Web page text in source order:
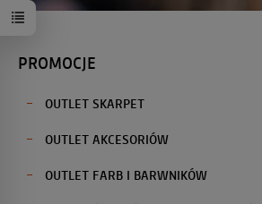
PROMOCJE
OUTLET SKARPET
OUTLET AKCESORIÓW
OUTLET FARB I BARWNIKÓW